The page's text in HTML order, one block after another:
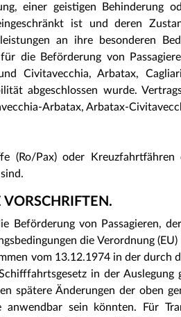
einer geistigen Behinderung
ist und deren
an ihre besonderen
die Beförderung von
Civitavecchia, Arbatax,
abgeschlossen wurde.
Arbatax, Arbatax-
(Ro/Pax) oder
Beförderung von Passagieren,
die Verordnung
vom 13.12.1974 in der durch
in der
spätere Änderungen der oben
anwendbar sein könnten. Für